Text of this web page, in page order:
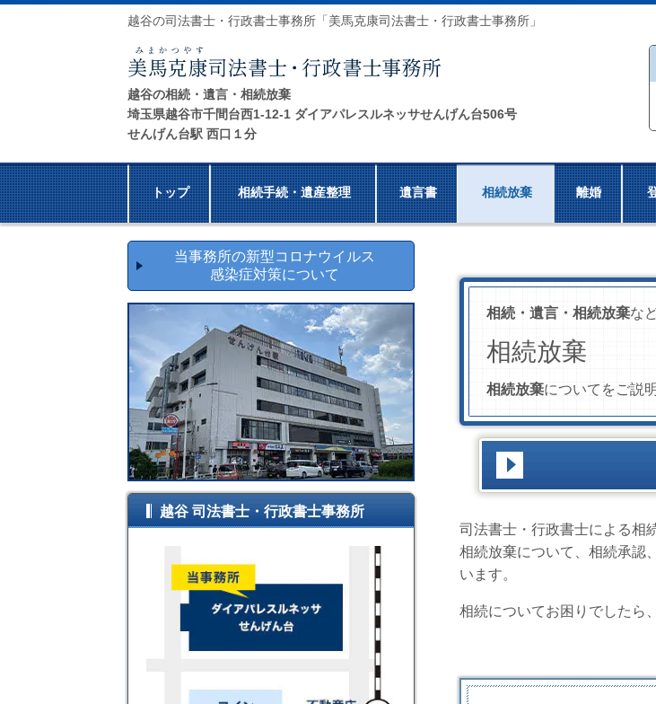
越谷の司法書士・行政書士事務所「美馬克康司法書士・行政書士事務所」
越谷の相続・遺言・相続放棄
埼玉県越谷市千間台西1-12-1 ダイアパレスルネッサせんげん台506号
せんげん台駅 西口１分
トップ 相続手続・遺産整理 遺言書 相続放棄 離婚
相続・遺言・相続放棄な
相続放棄
相続放棄についてをご説
司法書士・行政書士による相
相続放棄について、相続承認
います。
相続についてお困りでしたら
当事務所の新型コロナウイルス
感染症対策について
越谷 司法書士・行政書士事務所